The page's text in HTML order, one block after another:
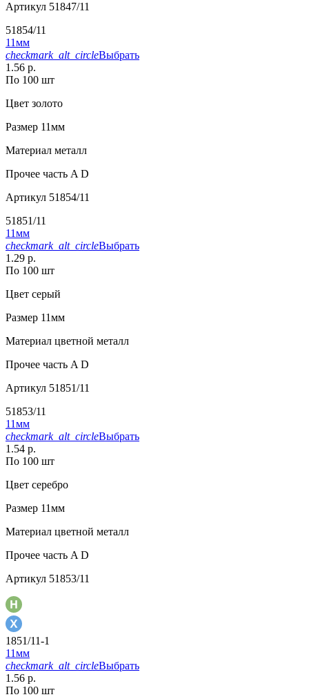
Артикул 51847/11
51854/11
11мм
checkmark_alt_circleВыбрать
1.56 р.
По 100 шт
Цвет золото
Размер 11мм
Материал металл
Прочее часть A D
Артикул 51854/11
51851/11
11мм
checkmark_alt_circleВыбрать
1.29 р.
По 100 шт
Цвет серый
Размер 11мм
Материал цветной металл
Прочее часть A D
Артикул 51851/11
51853/11
11мм
checkmark_alt_circleВыбрать
1.54 р.
По 100 шт
Цвет серебро
Размер 11мм
Материал цветной металл
Прочее часть A D
Артикул 51853/11
1851/11-1
11мм
checkmark_alt_circleВыбрать
1.56 р.
По 100 шт